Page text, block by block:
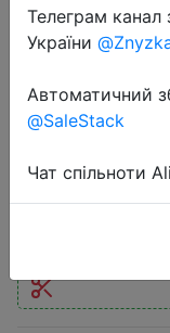
ONEMIX
for Men Air
Shoes
Jogging
Телеграм
України
Автоматичний
@SaleStack
Чат спільноти